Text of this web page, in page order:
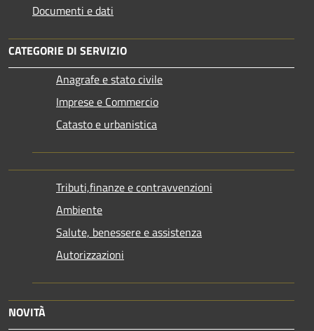
Documenti e dati
CATEGORIE DI SERVIZIO
Anagrafe e stato civile
Imprese e Commercio
Catasto e urbanistica
Tributi,finanze e contravvenzioni
Ambiente
Salute, benessere e assistenza
Autorizzazioni
NOVITÀ